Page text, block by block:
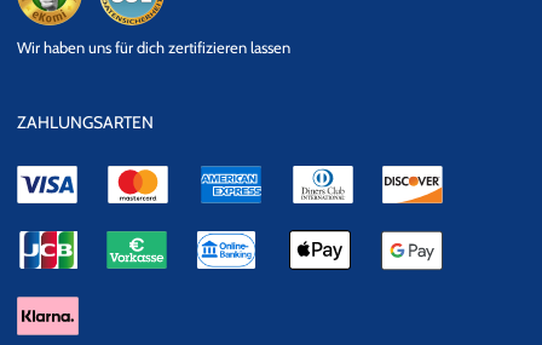
Datensicherheit
Wir haben uns für dich zertifizieren lassen
ZAHLUNGSARTEN